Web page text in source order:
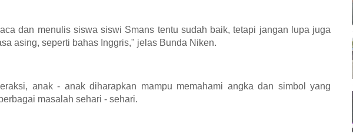
dan menulis siswa siswi Smans tentu sudah baik, tetapi jangan lupa juga
asing, seperti bahas Inggris," jelas Bunda Niken.
anak - anak diharapkan mampu memahami angka dan simbol yang
masalah sehari - sehari.